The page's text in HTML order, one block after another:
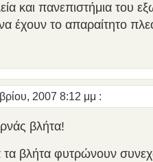
και πανεπιστήμια του
έχουν το απαραίτητο
2007 8:12 μμ :
βλήτα!
τα βλήτα φυτρώνουν